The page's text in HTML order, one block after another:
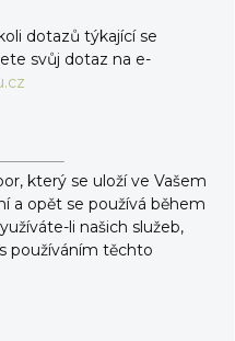
týkající se
svůj dotaz na e-
který se uloží ve Vašem
a opět se používá během
li našich služeb,
používáním těchto